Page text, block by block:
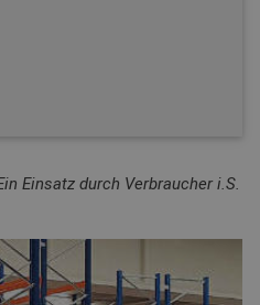
Einsatz durch Verbraucher i.S.